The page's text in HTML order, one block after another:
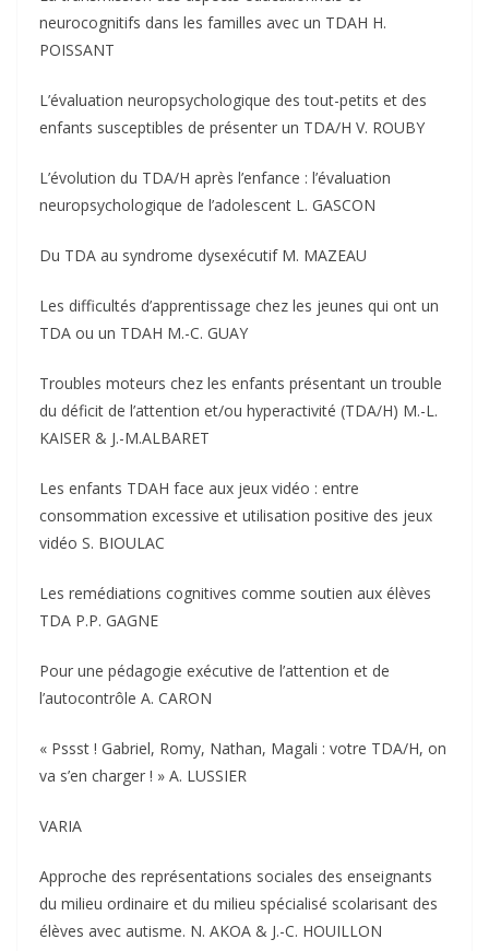
neurocognitifs dans les familles avec un TDAH H.
POISSANT
L’évaluation neuropsychologique des tout-petits et des
enfants susceptibles de présenter un TDA/H V. ROUBY
L’évolution du TDA/H après l’enfance : l’évaluation
neuropsychologique de l’adolescent L. GASCON
Du TDA au syndrome dysexécutif M. MAZEAU
Les difficultés d’apprentissage chez les jeunes qui ont un
TDA ou un TDAH M.-C. GUAY
Troubles moteurs chez les enfants présentant un trouble
du déficit de l’attention et/ou hyperactivité (TDA/H) M.-L.
KAISER & J.-M.ALBARET
Les enfants TDAH face aux jeux vidéo : entre
consommation excessive et utilisation positive des jeux
vidéo S. BIOULAC
Les remédiations cognitives comme soutien aux élèves
TDA P.P. GAGNE
Pour une pédagogie exécutive de l’attention et de
l’autocontrôle A. CARON
« Pssst ! Gabriel, Romy, Nathan, Magali : votre TDA/H, on
va s’en charger ! » A. LUSSIER
VARIA
Approche des représentations sociales des enseignants
du milieu ordinaire et du milieu spécialisé scolarisant des
élèves avec autisme. N. AKOA & J.-C. HOUILLON